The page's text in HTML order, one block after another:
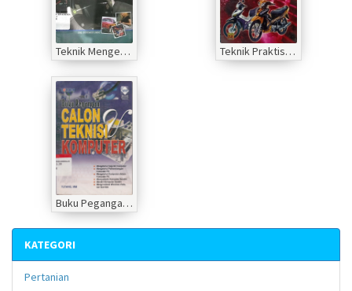
Teknik Mengemudi Mobil Hemat Bahan Bakar Teknik Praktis Merawat Sepeda Motor
Buku Pegangan Calon Teknisi Komputer
KATEGORI
Pertanian